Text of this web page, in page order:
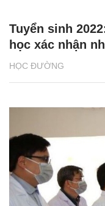
HỌC ĐƯỜNG
Tuyển sinh
học xác nhận